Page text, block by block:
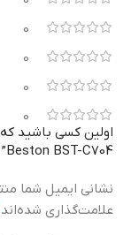
0
0
0
0
اولین کسی باشید
Beston BST-C704”
نشانی ایمیل شما
علامت‌گذاری شده‌اند